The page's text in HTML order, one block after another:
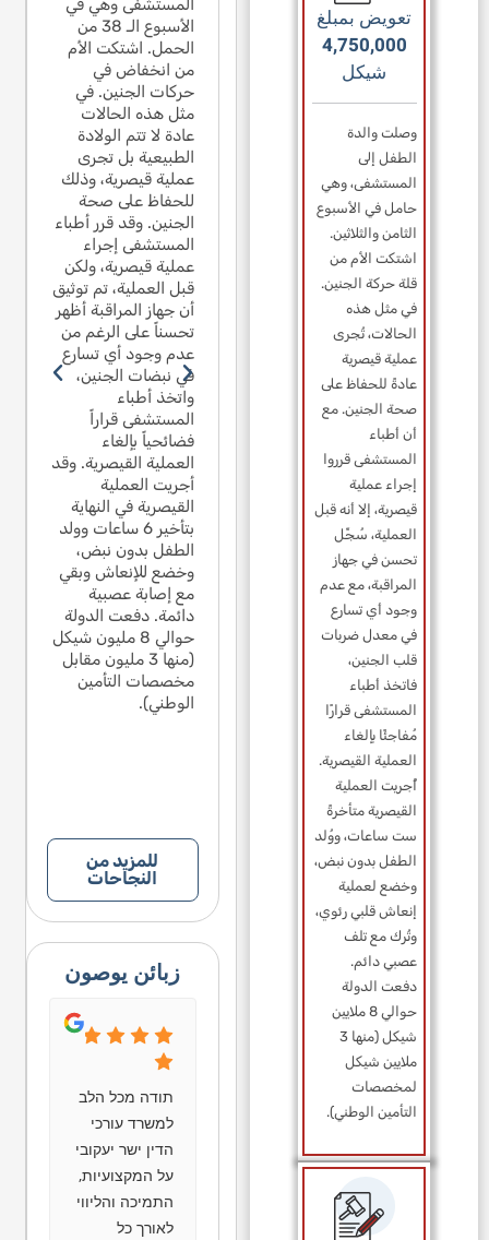
تعويض بمبلغ
4,750,000
شيكل
وصلت والدة
الطفل إلى
المستشفى، وهي
حامل في الأسبوع
الثامن والثلاثين.
اشتكت الأم من
قلة حركة الجنين.
في مثل هذه
الحالات، تُجرى
عملية قيصرية
عادةً للحفاظ على
صحة الجنين. مع
أن أطباء
المستشفى قرروا
إجراء عملية
قيصرية، إلا أنه قبل
العملية، سُجِّل
تحسن في جهاز
المراقبة، مع عدم
وجود أي تسارع
في معدل ضربات
قلب الجنين،
فاتخذ أطباء
المستشفى قرارًا
مُفاجئًا بإلغاء
العملية القيصرية.
أُجريت العملية
القيصرية متأخرةً
ست ساعات، ووُلد
الطفل بدون نبض،
وخضع لعملية
إنعاش قلبي رئوي،
وتُرك مع تلف
عصبي دائم.
دفعت الدولة
حوالي 8 ملايين
شيكل (منها 3
ملايين شيكل
لمخصصات
التأمين الوطني).
على زحليقة
في حديقة
في القدس.
سقط من
مترين وعانى
من تشنجات. منذ
الحين أصيب
ادعى خبير
أن الصرع نتج
السقوط، رغم عدم
كسر أو نزيف
الدماغ. ذكر عدد
أخصائيي الأعصاب
استشارة داخلية
يعتقدون أنه لا
والصرع لأنه
يكن هناك كسر/
دماغي. في
الوساطة التي
في القضية،
على جملة
في تقرير الخبرة
من المدعى
حيث لا يمكنه
نسبة العجز
عن السقوط.
المدعى عليهم
إشعاراً للطرف
ضد الوالدين
بالسقوط.
إطار التسوية، لم
قبول هذه
المستشفى وهي في
الحمل. اشتكت الأم
عملية قيصرية، وذلك
للحفاظ على صحة
الجنين. وقد قرر أطباء
المستشفى إجراء
عملية قيصرية، ولكن
قبل العملية، تم توثيق
تحسناً على الرغم من
في نبضات الجنين،
واتخذ أطباء
المستشفى قراراً
العملية القيصرية. وقد
القيصرية في النهاية
وخضع للإنعاش وبقي
مع إصابة عصبية
دائمة. دفعت الدولة
الوطني).
طفل يبلغ من العمر
سنة وتسعة أشهر
صعد على زحليقة
مقسومة في حديقة
وطنية في القدس.
كان النصف السفلي
من الزحليقة مفقوداً
بالكامل. سقط من
ارتفاع مترين وعانى
فوراً من تشنجات. منذ
ذلك الحين أصيب
بالصرع. ادعى خبير
المدعي أن الصرع نتج
عن السقوط، رغم عدم
وجود كسر أو نزيف
في الدماغ. ذكر عدد
من أخصائيي الأعصاب
في استشارة داخلية
أنهم يعتقدون أنه لا
توجد علاقة بين
السقوط والصرع لأنه
لم يكن هناك كسر/
نزيف دماغي. في
جلسة الوساطة التي
عقدت في القضية،
ركزت على جملة
واحدة في تقرير الخبرة
المقدم من المدعى
عليهم، حيث لا يمكنه
تحديد نسبة العجز
الناتجة عن السقوط.
قدم المدعى عليهم
أيضاً إشعاراً للطرف
للمزيد من
النجاحات
زبائن يوصون
תודה מכל הלב
למשרד עורכי
הדין ישר יעקובי
על המקצועיות,
התמיכה והליווי
לאורך כל